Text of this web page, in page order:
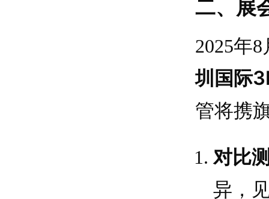
二、展
2025年
圳国际
管将携
对比
异，